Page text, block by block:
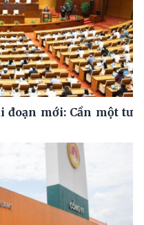
mới: Cần một tư